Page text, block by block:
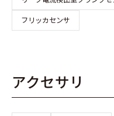
フリッカセンサ
アクセサリ